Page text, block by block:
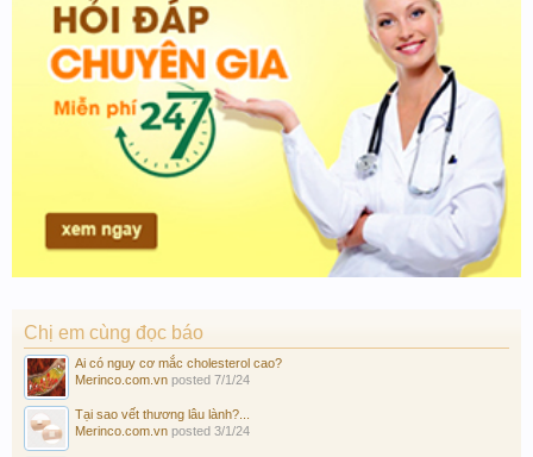
Chị em cùng đọc báo
Ai có nguy cơ mắc cholesterol cao?
Merinco.com.vn posted 7/1/24
Tại sao vết thương lâu lành?...
Merinco.com.vn posted 3/1/24